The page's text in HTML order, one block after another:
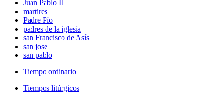
Juan Pablo II
martires
Padre Pío
padres de la iglesia
san Francisco de Asís
san jose
san pablo
Tiempo ordinario
Tiempos litúrgicos